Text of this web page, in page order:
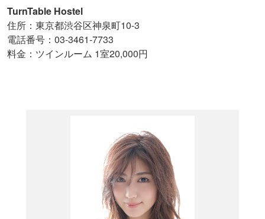
TurnTable Hostel
住所：東京都渋谷区神泉町10-3
電話番号：03-3461-7733
料金：ツインルーム 1室20,000円